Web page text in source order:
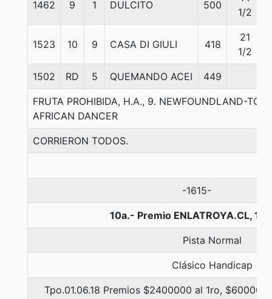
1462 9 1 DULCITO 500
1/2
1523 10 9 CASA DI GIULI 418
21
1/2
1502 RD 5 QUEMANDO ACEI 449
FRUTA PROHIBIDA, H.A., 9. NEWFOUNDLAND-
AFRICAN DANCER
CORRIERON TODOS.
-1615-
10a.- Premio ENLATROYA.CL,
Pista Normal
Clásico Handicap
Tpo.01.06.18 Premios $2400000 al 1ro,